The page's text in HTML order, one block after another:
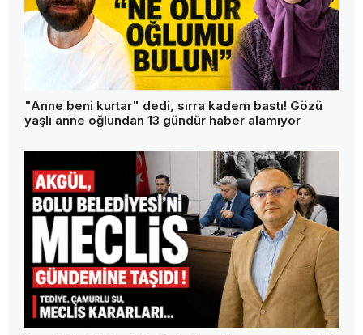
"Anne beni kurtar" dedi, sırra kadem bastı! Gözü
yaşlı anne oğlundan 13 gündür haber alamıyor